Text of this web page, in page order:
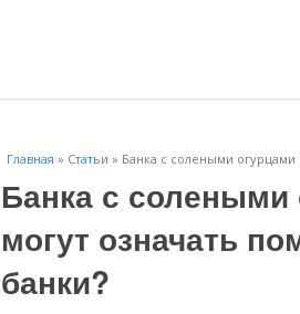
Главная » Статьи » Банка с солеными огурцами
Банка с солеными
могут означать
банки?